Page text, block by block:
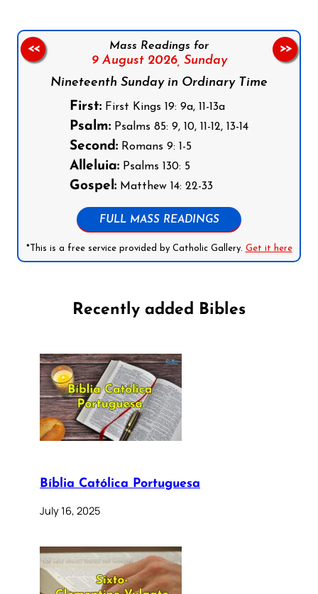
Mass Readings for
9 August 2026, Sunday
Nineteenth Sunday in Ordinary Time
First: First Kings 19: 9a, 11-13a
Psalm: Psalms 85: 9, 10, 11-12, 13-14
Second: Romans 9: 1-5
Alleluia: Psalms 130: 5
Gospel: Matthew 14: 22-33
FULL MASS READINGS
*This is a free service provided by Catholic Gallery. Get it here
<< >>
Recently added Bibles
Bíblia Católica Portuguesa
July 16, 2025